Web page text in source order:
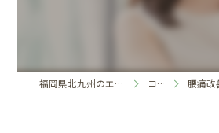
福岡県北九州のエステならrapport コラム 腰痛改善の